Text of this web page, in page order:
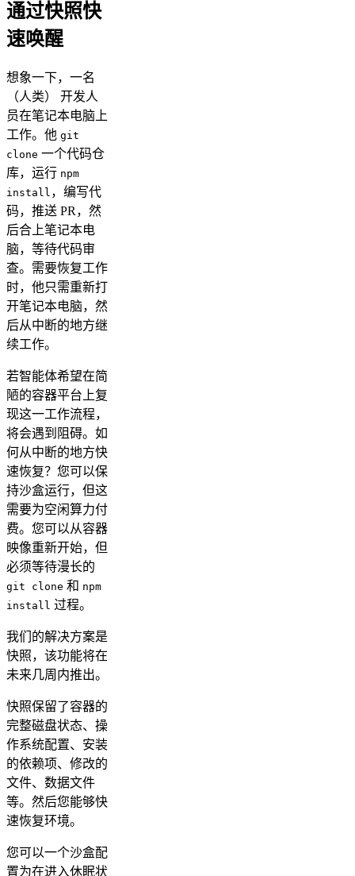
通过快照快
速唤醒
想象一下，一名
（人类） 开发人
员在笔记本电脑上
工作。他 git
clone 一个代码仓
库，运行 npm
install ，编写代
码，推送 PR，然
后合上笔记本电
脑，等待代码审
查。需要恢复工作
时，他只需重新打
开笔记本电脑，然
后从中断的地方继
续工作。
若智能体希望在简
陋的容器平台上复
现这一工作流程，
将会遇到阻碍。如
何从中断的地方快
速恢复？您可以保
持沙盒运行，但这
需要为空闲算力付
费。您可以从容器
映像重新开始，但
必须等待漫长的
git clone 和 npm
install 过程。
我们的解决方案是
快照，该功能将在
未来几周内推出。
快照保留了容器的
完整磁盘状态、操
作系统配置、安装
的依赖项、修改的
文件、数据文件
等。然后您能够快
速恢复环境。
您可以一个沙盒配
置为在进入休眠状